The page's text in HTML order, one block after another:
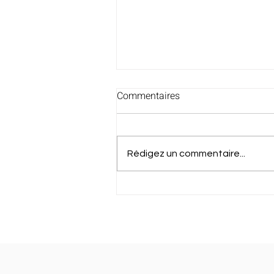
Commentaires
Rédigez un commentaire...